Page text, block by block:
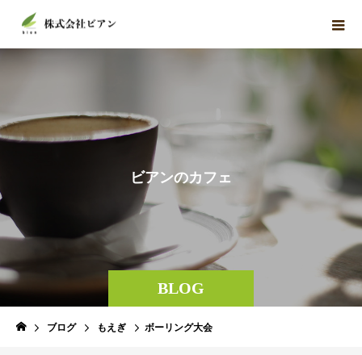
BLOG
ビアンのカ フ ェ
ブログ もえぎ ボーリング大会